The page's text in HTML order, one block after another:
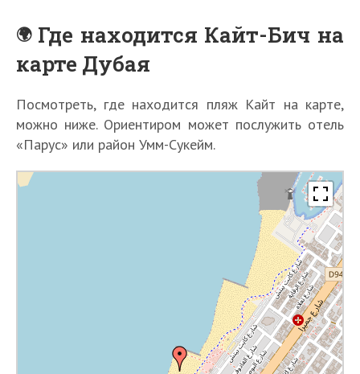
Где находится Кайт-Бич на
карте Дубая
Посмотреть, где находится пляж Кайт на карте,
можно ниже. Ориентиром может послужить отель
«Парус» или район Умм-Сукейм.